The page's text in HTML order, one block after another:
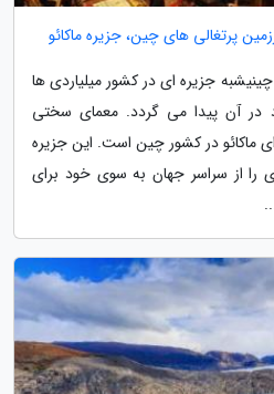
پرتغالی های چین، جزیره ماکائو
جزیره ای در کشور میلیاردی ها
در آن پیدا می گردد. معمای سختی
ماکائو در کشور چین است. این جزیره
را از سراسر جهان به سوی خود برای